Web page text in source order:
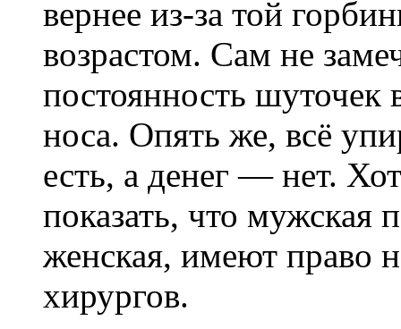
вернее из-за той
возрастом. Сам не
постоянность шуточек
носа. Опять же, всё
есть, а денег — нет.
показать, что мужская
женская, имеют право
хирургов.